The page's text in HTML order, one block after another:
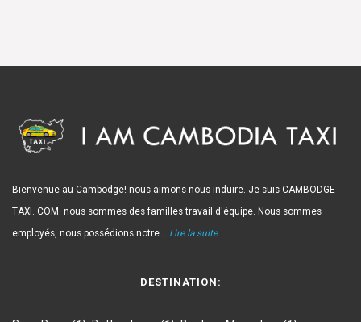
Bienvenue au Cambodge! nous aimons nous induire. Je suis CAMBODGE
TAXI. COM. nous sommes des familles travail d'équipe. Nous sommes
employés, nous possédions notre ...Lire la suite
DESTINATION: